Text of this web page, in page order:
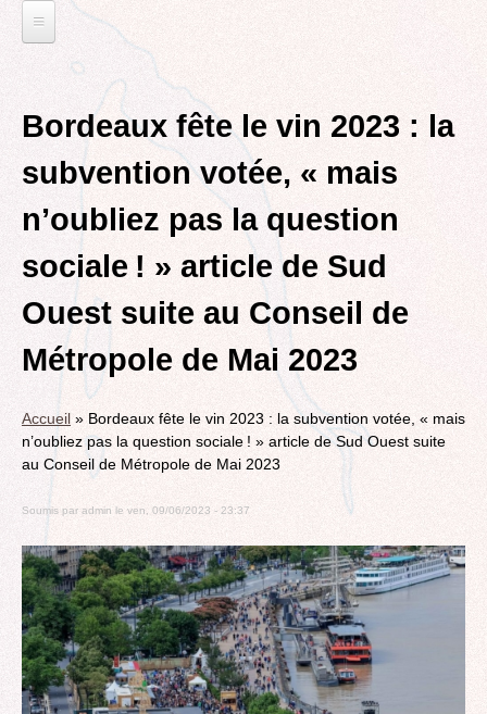
L'EAU ET LES DECHETS
ECONOMIE D’EAU, SAGE, SÉCHERESSE
LA GESTION DES DECHETS
CONTRAT DE L'EAU, POLLUTIONS DIVERSES
ELECTIONS
MUNICIPALES 2014
DÉPARTEMENTALES 2015
MUNICIPALES 2020
RUBRIQUE EN CHANTIER ET A COMPLETER
TRANSITION ECOLOGIQUE
RUBRIQUE EN CHANTIER
LA LUTTE CONTRE L’AFFICHAGE
PUBLICITAIRE
BIODIVERSITE, ENVIRONNEMENT, URBANISME
VOIRIE DOMAINE PUBLIC À MÉRIGNAC
LE TRAMWAY REJOINT L'AÉROPORT DE
BORDEAUX MÉRIGNAC : INAUGURATION,
REVUE DE PRESSE
POLITIQUE CYCLABLE, MARCHE
GRAND CONTOURNEMENT DE BORDEAUX
TRAMWAY, RER METROPOLITAIN, TRANSPORT
COLLECTIF
ROCADE VDO
POINT DE VUE
L’ACTION POLITIQUE À MÉRIGNAC
BORDEAUX METROPOLE
EMPLOI, SOLIDARITES
ELECTIONS, RUBRIQUES DIVERSES, PETITES
PHRASES..
to
top
Bordeaux fête le vin 2023 : la
subvention votée, « mais
n’oubliez pas la question
sociale ! » article de Sud
Ouest suite au Conseil de
Métropole de Mai 2023
Accueil » Bordeaux fête le vin 2023 : la subvention votée, « mais
n’oubliez pas la question sociale ! » article de Sud Ouest suite
au Conseil de Métropole de Mai 2023
Soumis par admin le ven, 09/06/2023 - 23:37